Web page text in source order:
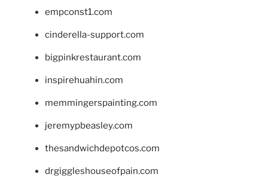
empconst1.com
cinderella-support.com
bigpinkrestaurant.com
inspirehuahin.com
memmingerspainting.com
jeremypbeasley.com
thesandwichdepotcos.com
drgiggleshouseofpain.com